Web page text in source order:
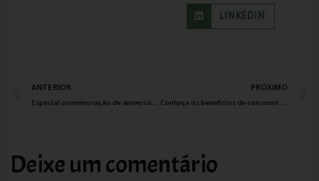
LINKEDIN
ANTERIOR
Especial comemoração de aniversário do Harry Potter – bolo do Harry na versão vegana
PRÓXIMO
Conheça os benefícios de consumir frutas e hortaliças da estação!
Deixe um comentário